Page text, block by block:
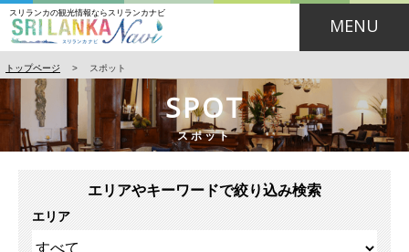
スリランカの観光情報ならスリランカナビ
MENU
トップページ > スポット
SPOT
スポット
エリアやキーワードで絞り込み検索
エリア